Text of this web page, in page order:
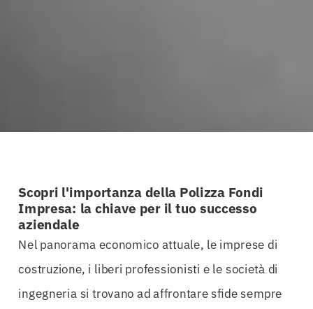
Scopri l'importanza della Polizza Fondi
Impresa: la chiave per il tuo successo
aziendale
Nel panorama economico attuale, le imprese di
costruzione, i liberi professionisti e le società di
ingegneria si trovano ad affrontare sfide sempre